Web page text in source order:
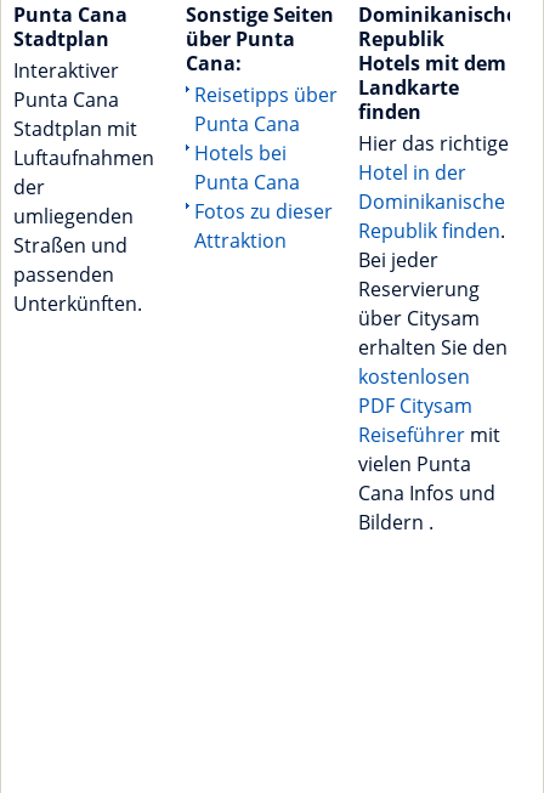
Punta Cana
Stadtplan
Interaktiver
Punta Cana
Stadtplan mit
Luftaufnahmen
der
umliegenden
Straßen und
passenden
Unterkünften.
Sonstige Seiten
über Punta
Cana:
Reisetipps über
Punta Cana
Hotels bei
Punta Cana
Fotos zu dieser
Attraktion
Dominikanische
Republik
Hotels mit dem
Landkarte
finden
Hier das richtige
Hotel in der
Dominikanische
Republik finden.
Bei jeder
Reservierung
über Citysam
erhalten Sie den
kostenlosen
PDF Citysam
Reiseführermit
vielen Punta
Cana Infos und
Bildern .